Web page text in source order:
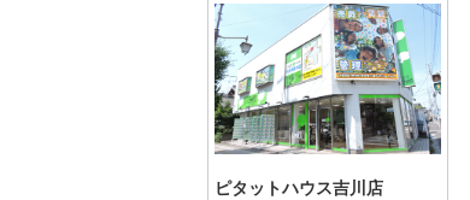
ピタットハウス吉川店